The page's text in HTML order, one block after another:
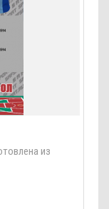
из